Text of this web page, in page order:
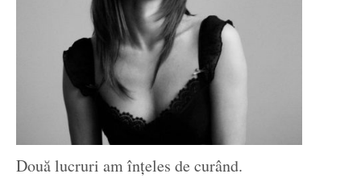
Două lucruri am înțeles de curând.